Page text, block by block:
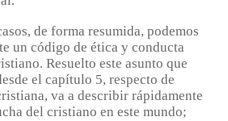
de forma resumida, podemos
un código de ética y conducta
Resuelto este asunto que
el capítulo 5, respecto de
va a describir rápidamente
del cristiano en este mundo;